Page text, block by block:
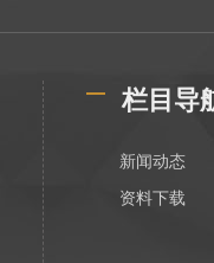
栏目导
新闻动态
资料下载